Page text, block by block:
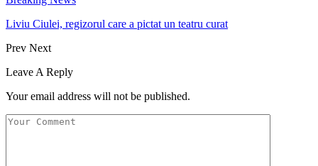
Liviu Ciulei, regizorul care a pictat un teatru curat
Prev Next
Leave A Reply
Your email address will not be published.